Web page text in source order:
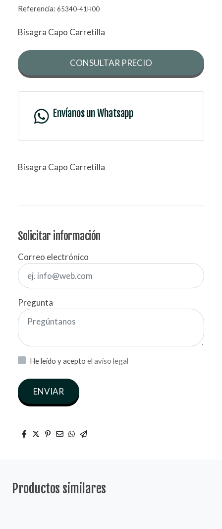
Referencia: 65340-41H00
Bisagra Capo Carretilla
CONSULTAR PRECIO
Envíanos un Whatsapp
Bisagra Capo Carretilla
Solicitar información
Correo electrónico
Pregunta
He leído y acepto el aviso legal
ENVIAR
Productos similares